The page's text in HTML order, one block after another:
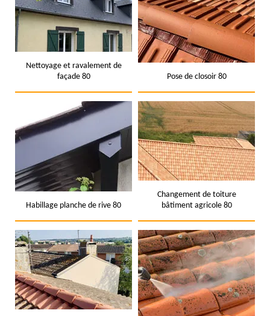
Nettoyage et ravalement de
façade 80
Pose de closoir 80
Habillage planche de rive 80
Changement de toiture
bâtiment agricole 80